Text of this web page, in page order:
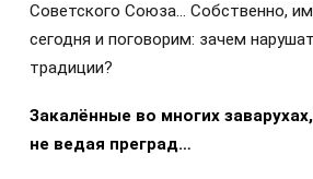
Советского Союза… Собственно,
сегодня и поговорим: зачем
традиции?
Закалённые во многих
не ведая преград…